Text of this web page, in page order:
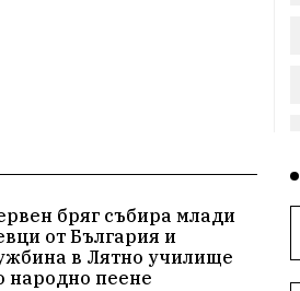
бряг събира млади
от България и
в Лятно училище
народно пеене